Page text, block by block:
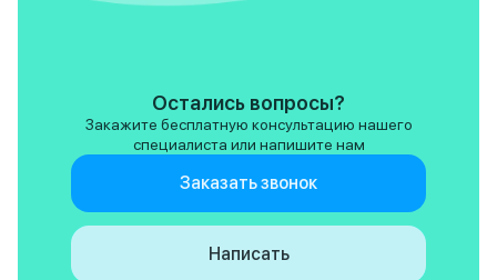
Остались вопросы?
Закажите бесплатную консультацию нашего
специалиста или напишите нам
Заказать звонок
Написать